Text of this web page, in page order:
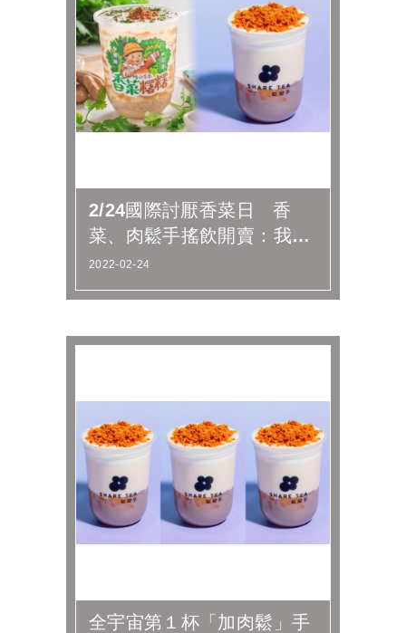
2/24國際討厭香菜日 香
菜、肉鬆手搖飲開賣：我
OK你先喝
2022-02-24
全宇宙第１杯「加肉鬆」手